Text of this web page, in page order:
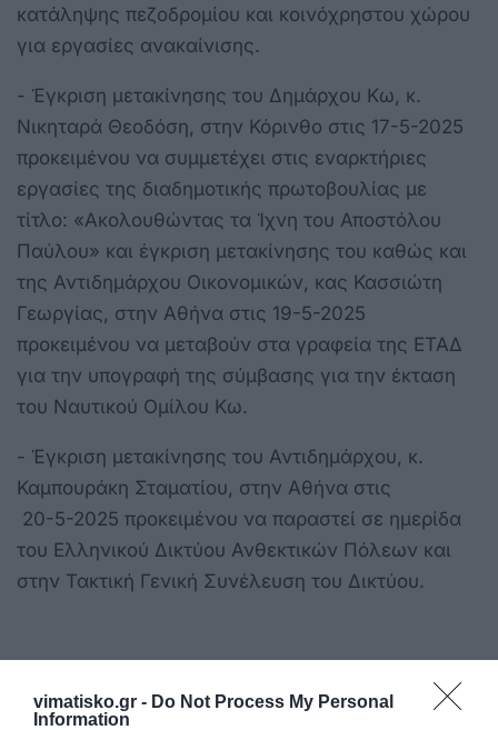
vimatisko.gr - Do Not Process My Personal
Information
κατάληψης πεζοδρομίου και κοινόχρηστου χώρου
για εργασίες ανακαίνισης.
- Έγκριση μετακίνησης του Δημάρχου Κω, κ.
Νικηταρά Θεοδόση, στην Κόρινθο στις 17-5-2025
προκειμένου να συμμετέχει στις εναρκτήριες
εργασίες της διαδημοτικής πρωτοβουλίας με
τίτλο: «Ακολουθώντας τα Ίχνη του Αποστόλου
Παύλου» και έγκριση μετακίνησης του καθώς και
της Αντιδημάρχου Οικονομικών, κας Κασσιώτη
Γεωργίας, στην Αθήνα στις 19-5-2025
προκειμένου να μεταβούν στα γραφεία της ΕΤΑΔ
για την υπογραφή της σύμβασης για την έκταση
του Ναυτικού Ομίλου Κω.
- Έγκριση μετακίνησης του Αντιδημάρχου, κ.
Καμπουράκη Σταματίου, στην Αθήνα στις
20-5-2025 προκειμένου να παραστεί σε ημερίδα
του Ελληνικού Δικτύου Ανθεκτικών Πόλεων και
στην Τακτική Γενική Συνέλευση του Δικτύου.